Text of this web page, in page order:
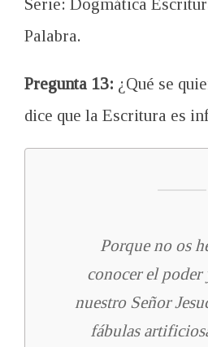
Serie: Dogmática
Palabra.
Pregunta 13: ¿Qué se
dice que la Escritura es
Porque no os
conocer el poder
nuestro Señor
fábulas